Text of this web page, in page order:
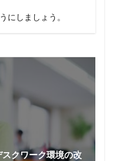
にしましょう。
クワーク環境の改